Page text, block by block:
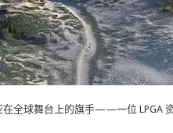
全球舞台上的旗手——一位 LPGA